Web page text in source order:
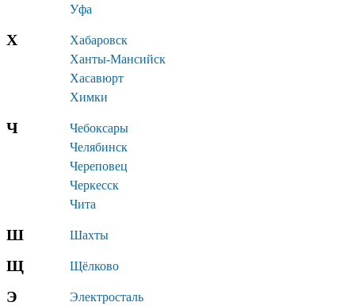
Уфа
Х
Хабаровск
Ханты-Мансийск
Хасавюрт
Химки
Ч
Чебоксары
Челябинск
Череповец
Черкесск
Чита
Ш Шахты
Щ Щёлково
Э
Электросталь